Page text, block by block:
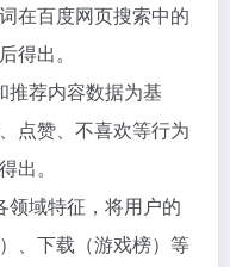
在百度网页搜索中的
得出。
推荐内容数据为基
点赞、不喜欢等行为
出。
领域特征，将用户的
、下载（游戏榜）等